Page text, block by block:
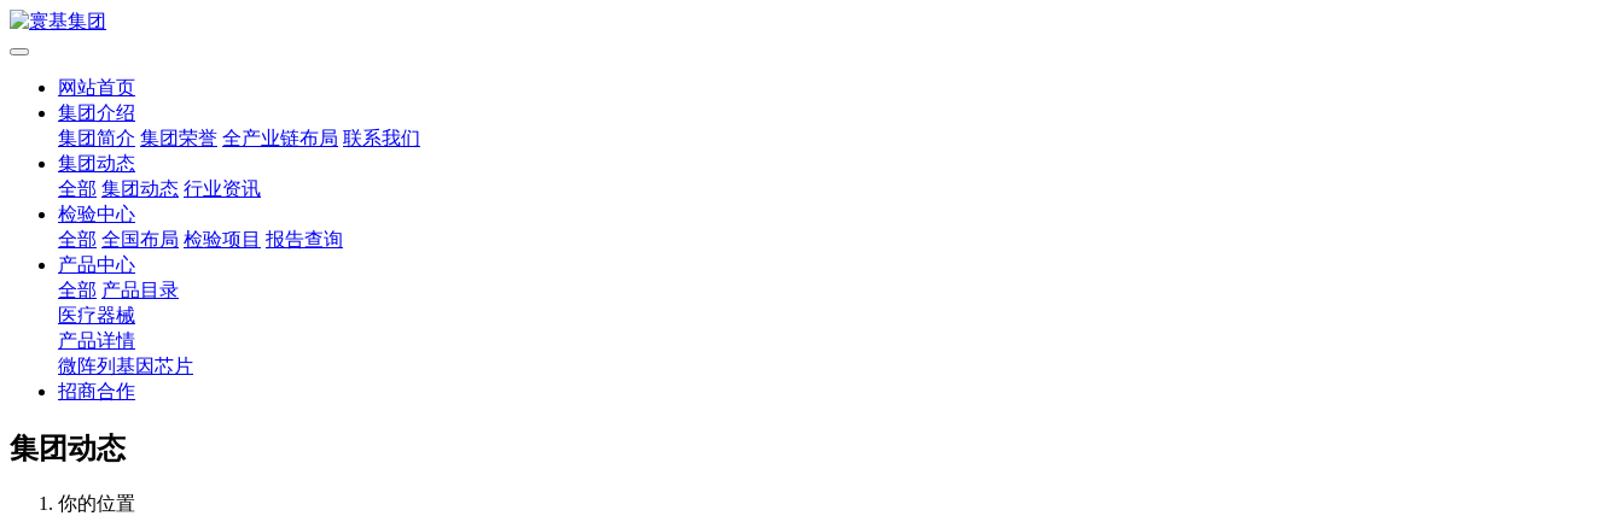
网站首页
集团介绍
集团简介 集团荣誉 全产业链布局 联系我们
集团动态
全部 集团动态 行业资讯
检验中心
全部 全国布局 检验项目 报告查询
产品中心
全部 产品目录
医疗器械
产品详情
微阵列基因芯片
招商合作
集团动态
你的位置